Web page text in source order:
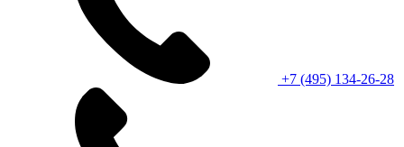
+7 (495) 134-26-28